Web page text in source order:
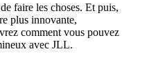
faire les choses. Et puis,
plus innovante,
comment vous pouvez
avec JLL.